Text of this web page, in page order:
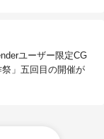
ユーザー限定CG
」五回目の開催が